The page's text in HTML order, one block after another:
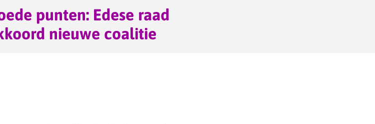
punten: Edese raad
nieuwe coalitie